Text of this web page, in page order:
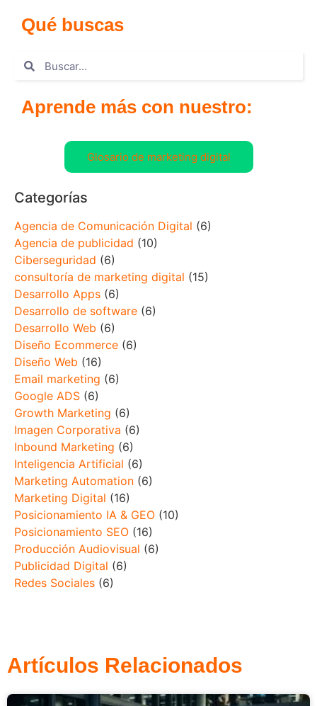
Qué buscas
Aprende más con nuestro:
Glosario de marketing digital
Categorías
Agencia de Comunicación Digital (6)
Agencia de publicidad (10)
Ciberseguridad (6)
consultoría de marketing digital (15)
Desarrollo Apps (6)
Desarrollo de software (6)
Desarrollo Web (6)
Diseño Ecommerce (6)
Diseño Web (16)
Email marketing (6)
Google ADS (6)
Growth Marketing (6)
Imagen Corporativa (6)
Inbound Marketing (6)
Inteligencia Artificial (6)
Marketing Automation (6)
Marketing Digital (16)
Posicionamiento IA & GEO (10)
Posicionamiento SEO (16)
Producción Audiovisual (6)
Publicidad Digital (6)
Redes Sociales (6)
Artículos Relacionados